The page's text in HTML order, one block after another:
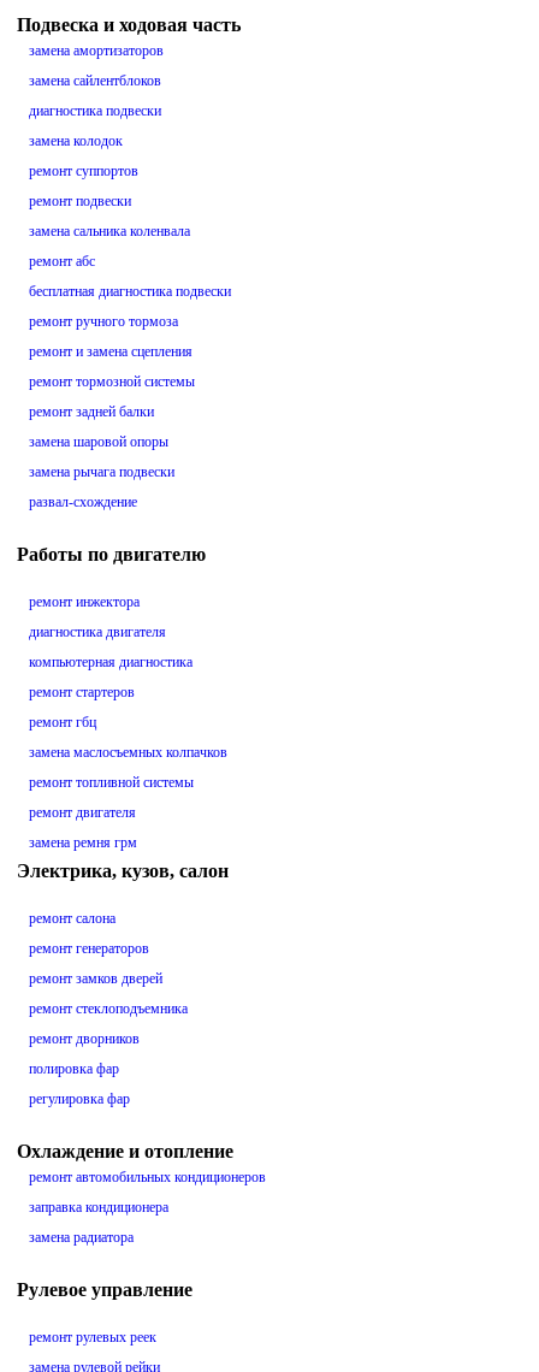
Подвеска и ходовая часть
замена амортизаторов
замена сайлентблоков
диагностика подвески
замена колодок
ремонт суппортов
ремонт подвески
замена сальника коленвала
ремонт абс
бесплатная диагностика подвески
ремонт ручного тормоза
ремонт и замена сцепления
ремонт тормозной системы
ремонт задней балки
замена шаровой опоры
замена рычага подвески
развал-схождение
Работы по двигателю
ремонт инжектора
диагностика двигателя
компьютерная диагностика
ремонт стартеров
ремонт гбц
замена маслосъемных колпачков
ремонт топливной системы
ремонт двигателя
замена ремня грм
Электрика, кузов, салон
ремонт салона
ремонт генераторов
ремонт замков дверей
ремонт стеклоподъемника
ремонт дворников
полировка фар
регулировка фар
Охлаждение и отопление
ремонт автомобильных кондиционеров
заправка кондиционера
замена радиатора
Рулевое управление
ремонт рулевых реек
замена рулевой рейки